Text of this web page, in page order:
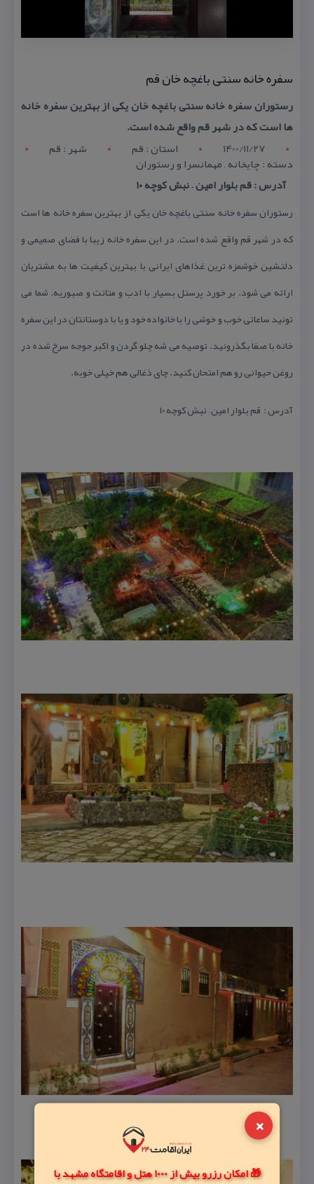
×
🎁 امکان رزرو بیش از 1000 هتل و اقامتگاه مشهد با
سفره خانه سنتی باغچه خان قم
رستوران سفره خانه سنتی باغچه خان یكی از بهترین سفره خانه
ها است كه در شهر قم واقع شده است.
1400/11/27
استان : قم شهر : قم
دسته : چایخانه , مهمانسرا و رستوران
آدرس : قم بلوار امین – نبش كوچه ۱۰
رستوران سفره خانه سنتی باغچه خان یكی از بهترین سفره خانه ها است
كه در شهر قم واقع شده است. در این سفره خانه زیبا با فضای صمیمی و
دلنشین خوشمزه ترین غذاهای ایرانی با بهترین كیفیت ها به مشتریان
ارائه می شود. بر خورد پرسنل بسیار با ادب و متانت و صبوریه. شما می
تونید ساعاتی خوب و خوشی را با خانواده خود و یا با دوستانتان در این سفره
خانه با صفا بگذرونید. توصیه می شه چلو گردن و اكبر جوجه سرخ شده در
روغن حیوانی رو هم امتحان كنید. چای ذغالی هم خیلی خوبه.
آدرس : قم بلوار امین – نبش كوچه ۱۰